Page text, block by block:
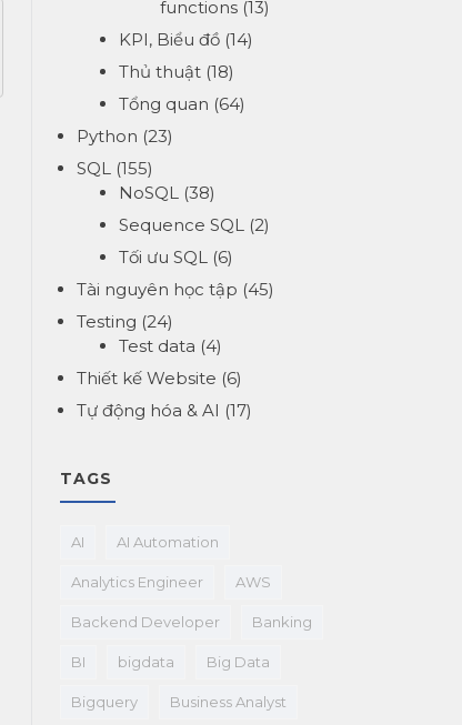
functions (13)
KPI, Biểu đồ(14)
Thủ thuật(18)
Tổng quan (64)
Python (23)
SQL (155)
NoSQL(38)
Sequence SQL(2)
Tối ưu SQL(6)
Tài nguyên học tập (45)
Testing (24)
Test data (4)
Thiết kế Website (6)
Tự động hóa & AI (17)
TAGS
AI AI Automation
Analytics Engineer AWS
Backend Developer Banking
BI bigdata Big Data
Bigquery Business Analyst